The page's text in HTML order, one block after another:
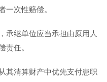
一次性赔偿。
承继单位应当承担由原用人
责任。
其清算财产中优先支付患职